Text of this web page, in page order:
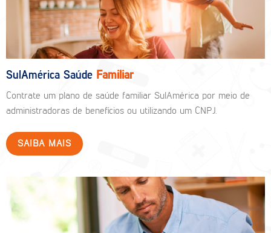
SulAmérica Saúde Familiar
Contrate um plano de saúde familiar SulAmérica por meio de
administradoras de benefícios ou utilizando um CNPJ.
SAIBA MAIS